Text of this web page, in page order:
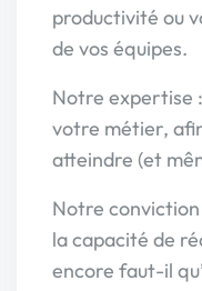
productivité ou
de vos équipes.
Notre expertise
votre métier,
atteindre (et
Notre
la capacité de
encore faut-il